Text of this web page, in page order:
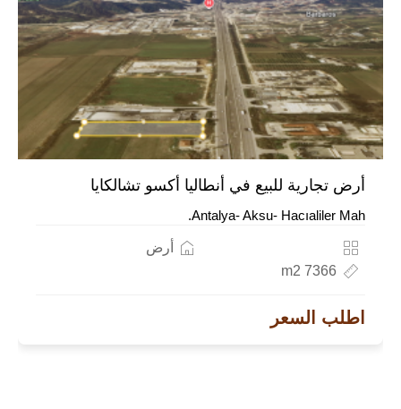
أرض تجارية للبيع في أنطاليا أكسو تشالكايا
Antalya- Aksu- Hacıaliler Mah.
أرض
7366 m2
اطلب السعر